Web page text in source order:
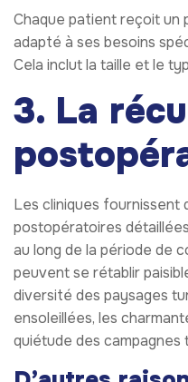
Chaque patient reçoit un
adapté à ses besoins
Cela inclut la taille et le
3. La
Les cliniques fournissent
postopératoires
au long de la période de
peuvent se rétablir
diversité des paysages
ensoleillées, les
quiétude des campagnes